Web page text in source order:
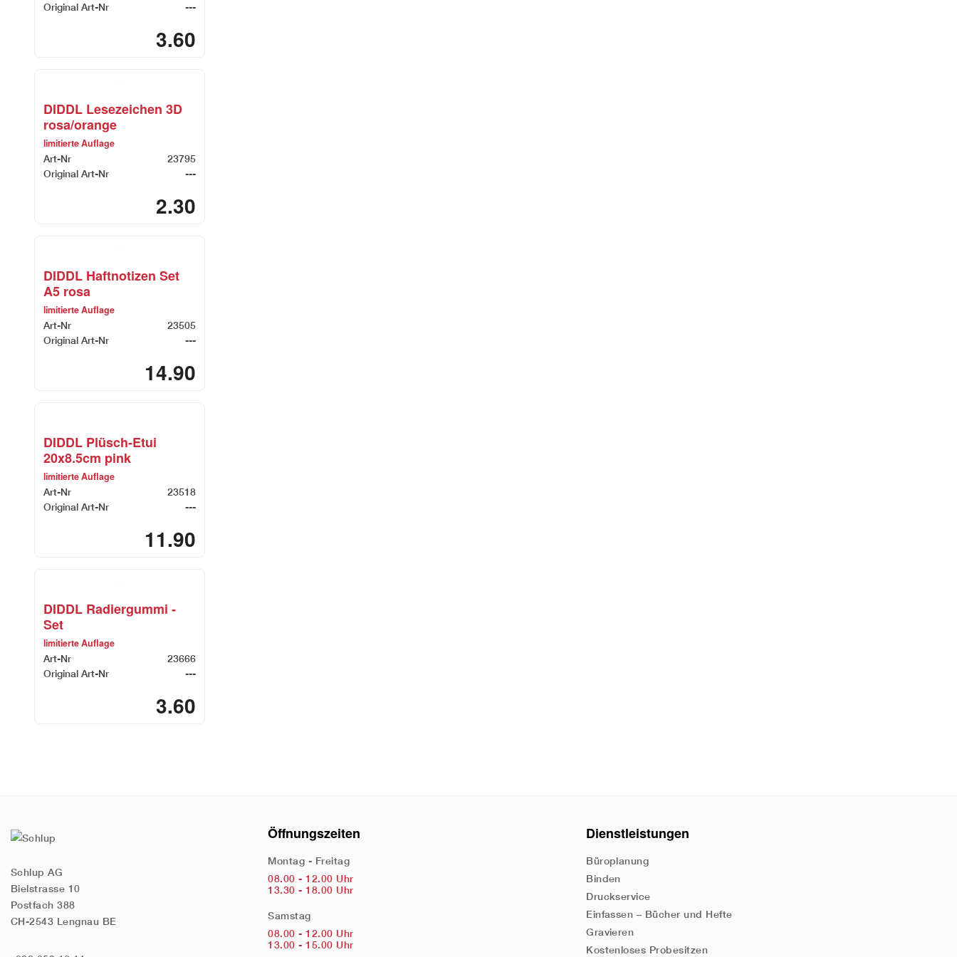
Original Art-Nr ---
3.60
DIDDL Lesezeichen 3D
rosa/orange
limitierte Auflage
Art-Nr
23795
Original Art-Nr
---
2.30
DIDDL Haftnotizen Set
A5 rosa
limitierte Auflage
Art-Nr
23505
Original Art-Nr
---
14.90
DIDDL Plüsch-Etui
20x8.5cm pink
limitierte Auflage
Art-Nr
23518
Original Art-Nr
---
11.90
DIDDL Radiergummi -
Set
limitierte Auflage
Art-Nr
23666
Original Art-Nr
---
3.60
Schlup AG
Bielstrasse 10
Postfach 388
CH-2543 Lengnau BE
Öffnungszeiten
Montag - Freitag
08.00 - 12.00 Uhr
13.30 - 18.00 Uhr
Samstag
08.00 - 12.00 Uhr
13.00 - 15.00 Uhr
Dienstleistungen
Büroplanung
Binden
Druckservice
Einfassen – Bücher und Hefte
Gravieren
Kostenloses Probesitzen